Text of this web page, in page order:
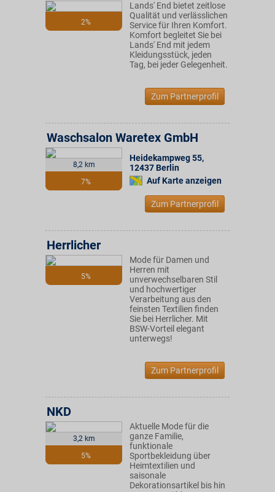
2%
Lands' End bietet zeitlose
Qualität und verlässlichen
Service für Ihren Komfort.
Komfort begleitet Sie bei
Lands' End mit jedem
Kleidungsstück, jeden
Tag, bei jeder Gelegenheit.
Zum Partnerprofil
8,2 km
7%
Waschsalon Waretex GmbH
Heidekampweg 55,
12437 Berlin
Auf Karte anzeigen
Zum Partnerprofil
5%
Herrlicher
Mode für Damen und
Herren mit
unverwechselbaren Stil
und hochwertiger
Verarbeitung aus den
feinsten Textilien finden
Sie bei Herrlicher. Mit
BSW-Vorteil elegant
unterwegs!
Zum Partnerprofil
3,2 km
5%
NKD
Aktuelle Mode für die
ganze Familie,
funktionale
Sportbekleidung über
Heimtextilien und
saisonale
Dekorationsartikel bis hin